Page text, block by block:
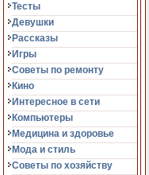
Тесты
Девушки
Рассказы
Игры
Советы по ремонту
Кино
Интересное в сети
Компьютеры
Медицина и здоровье
Мода и стиль
Советы по хозяйству